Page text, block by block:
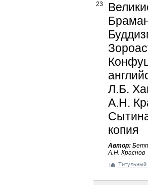
23
Л.Б.
А.Н.
копия
Автор:
А.Н. Краснов
Титульный